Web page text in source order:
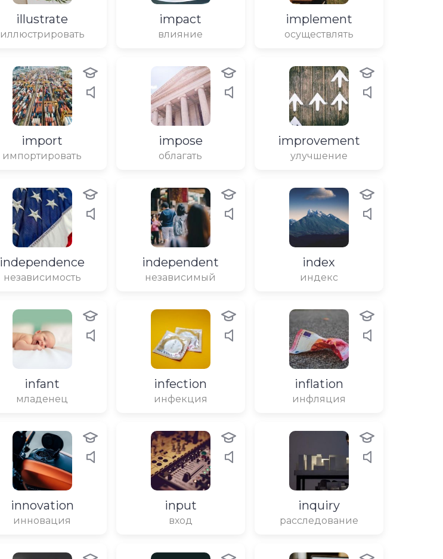
illustrate
иллюстрировать
impact
влияние
implement
осуществлять
import
импортировать
impose
облагать
improvement
улучшение
independence
независимость
independent
независимый
index
индекс
infant
младенец
infection
инфекция
inflation
инфляция
innovation
инновация
input
вход
inquiry
расследование